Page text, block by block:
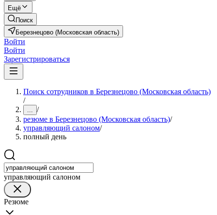
Ещё
Поиск
Березнецово (Московская область)
Войти
Войти
Зарегистрироваться
Поиск сотрудников в Березнецово (Московская область)
/
... /
резюме в Березнецово (Московская область)/
управляющий салоном/
полный день
управляющий салоном
Резюме